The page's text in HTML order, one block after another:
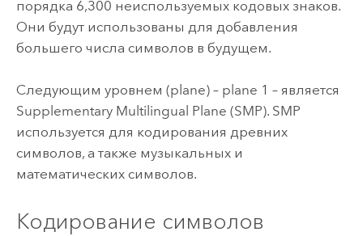
порядка 6,300 неиспользуемых кодовых знаков.
Они будут использованы для добавления
большего числа символов в будущем.
Следующим уровнем (plane) – plane 1 – является
Supplementary Multilingual Plane (SMP). SMP
используется для кодирования древних
символов, а также музыкальных и
математических символов.
Кодирование символов